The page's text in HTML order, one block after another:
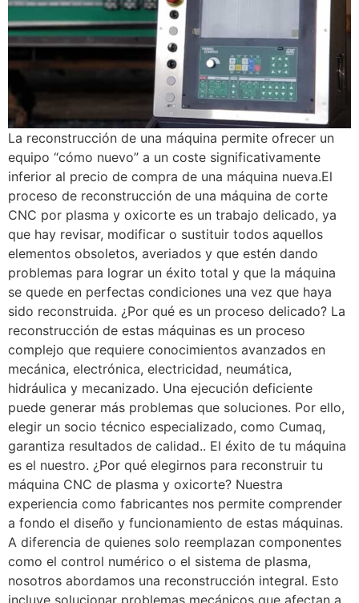
La reconstrucción de una máquina permite ofrecer un
equipo “cómo nuevo” a un coste significativamente
inferior al precio de compra de una máquina nueva.El
proceso de reconstrucción de una máquina de corte
CNC por plasma y oxicorte es un trabajo delicado, ya
que hay revisar, modificar o sustituir todos aquellos
elementos obsoletos, averiados y que estén dando
problemas para lograr un éxito total y que la máquina
se quede en perfectas condiciones una vez que haya
sido reconstruida. ¿Por qué es un proceso delicado? La
reconstrucción de estas máquinas es un proceso
complejo que requiere conocimientos avanzados en
mecánica, electrónica, electricidad, neumática,
hidráulica y mecanizado. Una ejecución deficiente
puede generar más problemas que soluciones. Por ello,
elegir un socio técnico especializado, como Cumaq,
garantiza resultados de calidad.. El éxito de tu máquina
es el nuestro. ¿Por qué elegirnos para reconstruir tu
máquina CNC de plasma y oxicorte? Nuestra
experiencia como fabricantes nos permite comprender
a fondo el diseño y funcionamiento de estas máquinas.
A diferencia de quienes solo reemplazan componentes
como el control numérico o el sistema de plasma,
nosotros abordamos una reconstrucción integral. Esto
incluye solucionar problemas mecánicos que afectan a